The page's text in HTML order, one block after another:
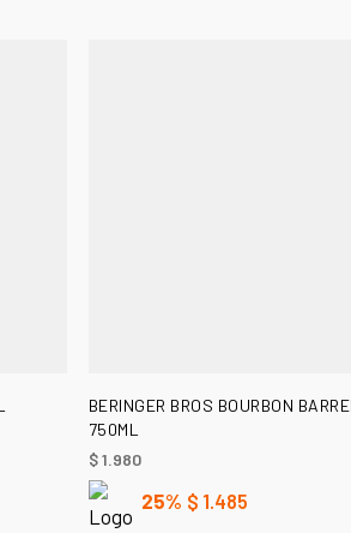
AÑADIR AL CARRITO
BERINGER BROS BOURBON
750ML
$1.980
25% $ 1.485